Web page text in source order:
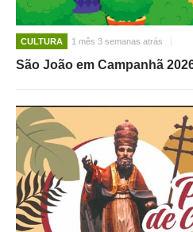
CULTURA 1 mês 3 semanas atrás
São João em Campanhã